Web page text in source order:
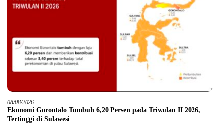
08/08/2026
Ekonomi Gorontalo Tumbuh 6,20 Persen pada Triwulan II 2026,
Tertinggi di Sulawesi